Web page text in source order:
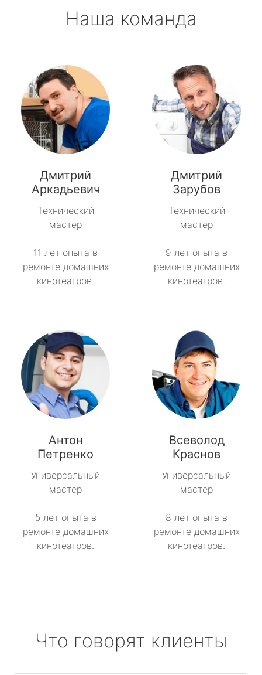
Наша команда
Дмитрий
Аркадьевич
Технический
мастер
11 лет опыта в
ремонте домашних
кинотеатров.
Дмитрий
Зарубов
Технический
мастер
9 лет опыта в
ремонте домашних
кинотеатров.
Антон
Петренко
Универсальный
мастер
5 лет опыта в
ремонте домашних
кинотеатров.
Всеволод
Краснов
Универсальный
мастер
8 лет опыта в
ремонте домашних
кинотеатров.
Что говорят клиенты